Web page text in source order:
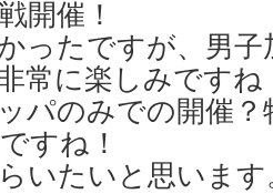
開催！
ったですが、男子
常に楽しみですね
パのみでの開催
すね！
いたいと思います